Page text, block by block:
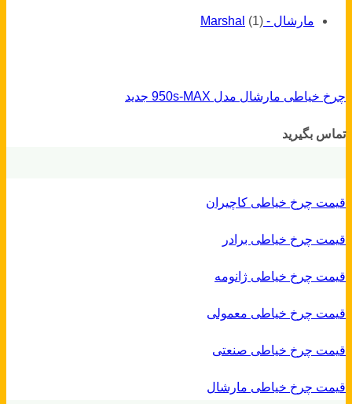
مارشال - Marshal (1)
چرخ خیاطی مارشال مدل 950s-MAX جدید
تماس بگیرید
قیمت چرخ خیاطی کاچیران
قیمت چرخ خیاطی برادر
قیمت چرخ خیاطی ژانومه
قیمت چرخ خیاطی معمولی
قیمت چرخ خیاطی صنعتی
قیمت چرخ خیاطی مارشال